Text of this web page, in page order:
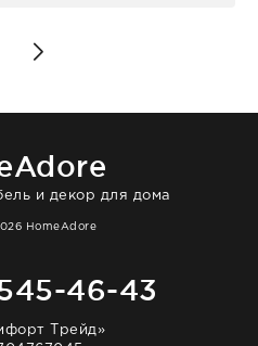
приборы -
следующий день к
Взаимодействием
и декор для дома
HomeAdore
46-43
Трейд»